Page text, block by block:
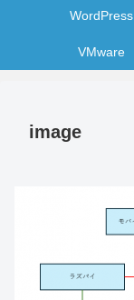
WordPress
VMware
image